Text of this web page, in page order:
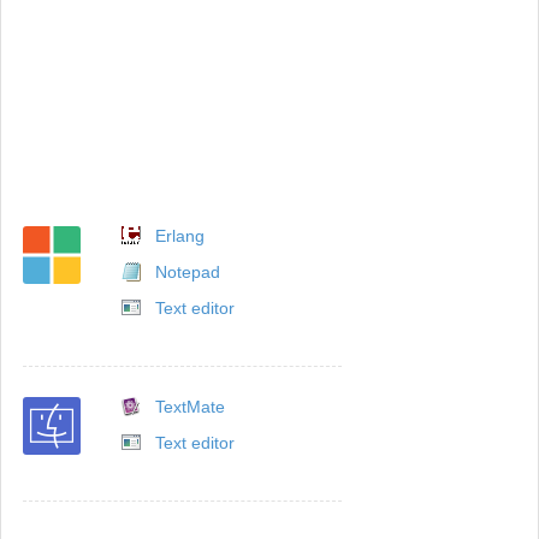
Erlang
Notepad
Text editor
TextMate
Text editor